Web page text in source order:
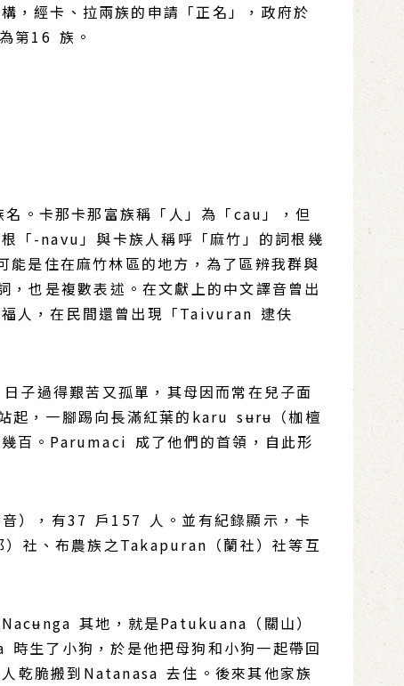
，經卡、拉兩族的申請「正名」，政府於
第16 族。
。卡那卡那富族稱「人」為「cau」，但
「-navu」與卡族人稱呼「麻竹」的詞根幾
是住在麻竹林區的地方，為了區辨我群與
也是複數表述。在文獻上的中文譯音曾出
人，在民間還曾出現「Taivuran 逮伕
子過得艱苦又孤單，其母因而常在兒子面
起，一腳踢向長滿紅葉的karu sʉrʉ（枷檀
百。Parumaci 成了他們的首領，自此形
），有37 戶157 人。並有紀錄顯示，卡
社、布農族之Takapuran（蘭社）社等互
其地，就是Patukuana（關山）
生了小狗，於是他把母狗和小狗一起帶回
乾脆搬到Natanasa 去住。後來其他家族